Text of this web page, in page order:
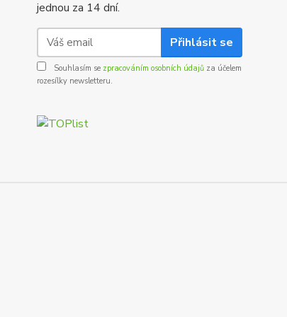
jednou za 14 dní.
Přihlásit se
Souhlasím se zpracováním osobních údajů za účelem
rozesílky newsletteru.